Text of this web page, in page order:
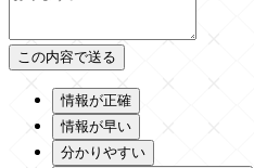
情報が正確
情報が早い
分かりやすい